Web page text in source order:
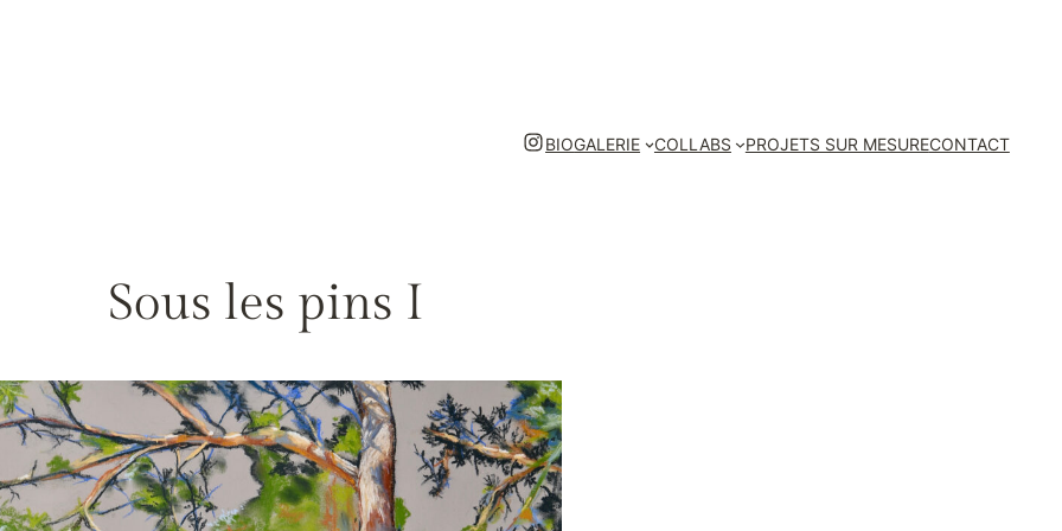
BIOGALERIE COLLABS PROJETS SUR MESURECONTACT
Sous les pins I